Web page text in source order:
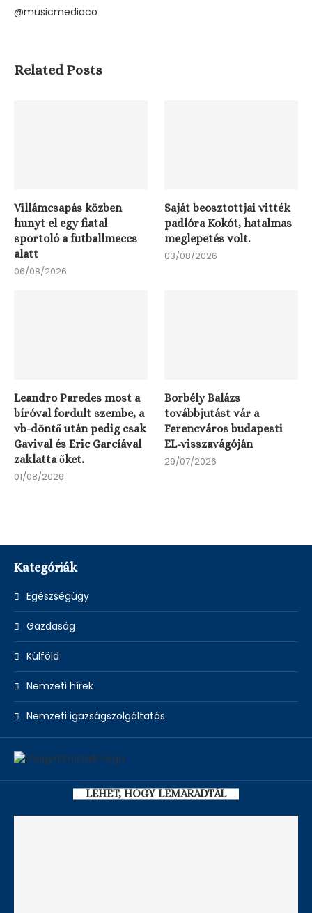
@musicmediaco
Related Posts
Villámcsapás közben
hunyt el egy fiatal
sportoló a futballmeccs
alatt
06/08/2026
Saját beosztottjai vitték
padlóra Kokót, hatalmas
meglepetés volt.
03/08/2026
Leandro Paredes most a
bíróval fordult szembe, a
vb-döntő után pedig csak
Gavival és Eric Garcíával
zaklatta őket.
01/08/2026
Borbély Balázs
továbbjutást vár a
Ferencváros budapesti
EL-visszavágóján
29/07/2026
Kategóriák
Egészségügy
Gazdaság
Külföld
Nemzeti hírek
Nemzeti igazságszolgáltatás
LEHET, HOGY LEMARADTÁL